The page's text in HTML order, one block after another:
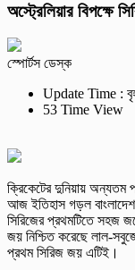
অস্ট্রেলিয়ার বিপক্ষে
স্পোর্টস ডেস্ক
Update Time :
53 Time View
ক্রিকেটের দুনিয়ায় অন্যতম
আজ ইতিহাস গড়ল বাংলাদেশ
সিরিজের প্রথমটিতে সহজ
জয় নিশ্চিত করেছে লাল-
প্রথম সিরিজ জয় এটিই।